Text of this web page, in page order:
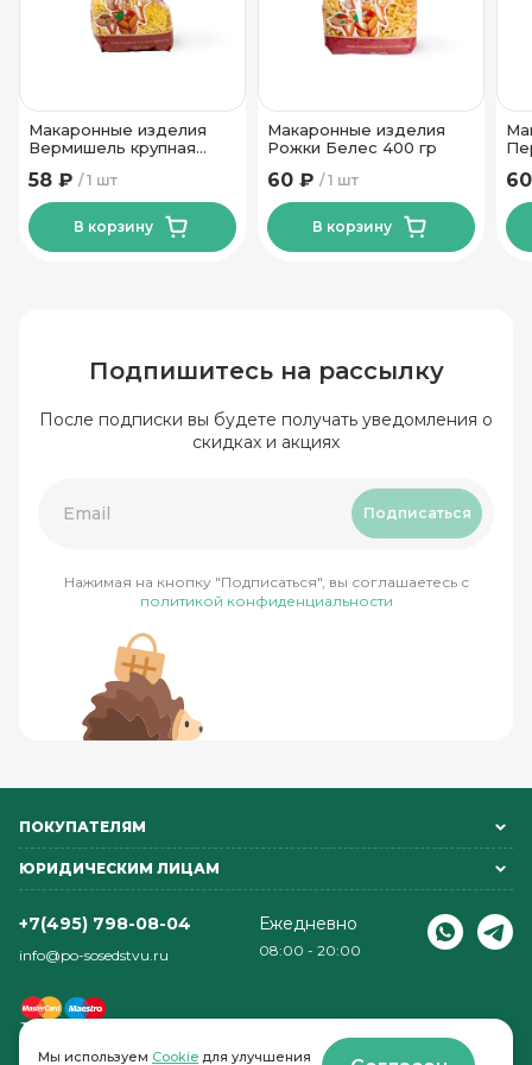
Макаронные изделия
Вермишель крупная
1 шт
58 ₽
В корзину
Макаронные изделия
Рожки Белес 400 гр
1 шт
60 ₽
В корзину
Подпишитесь на рассылку
После подписки вы будете получать уведомления о
скидках и акциях
Подписаться
Нажимая на кнопку "Подписаться", вы соглашаетесь с
политикой конфиденциальности
ПОКУПАТЕЛЯМ
ЮРИДИЧЕСКИМ ЛИЦАМ
+7(495) 798-08-04
info@po-sosedstvu.ru
Ежедневно
08:00 - 20:00
Мы используем Cookie для улучшения